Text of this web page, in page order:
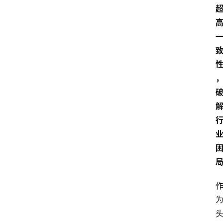
超
高
一
致
性
，
破
解
行
业
困
局
作
为
头